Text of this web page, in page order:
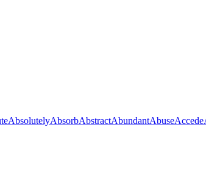
AbsolutelyAbsorbAbstractAbundantAbuseAccede